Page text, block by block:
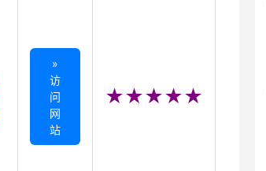
»
访
问
网
站
★★★★★